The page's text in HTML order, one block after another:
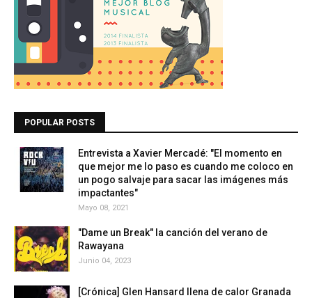
POPULAR POSTS
Entrevista a Xavier Mercadé: "El momento en
que mejor me lo paso es cuando me coloco en
un pogo salvaje para sacar las imágenes más
impactantes"
Mayo 08, 2021
"Dame un Break" la canción del verano de
Rawayana
Junio 04, 2023
[Crónica] Glen Hansard llena de calor Granada